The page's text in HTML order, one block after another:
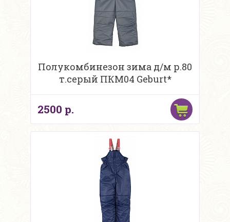
Полукомбинезон зима д/м р.80
т.серый ПКМ04 Geburt*
2500 р.